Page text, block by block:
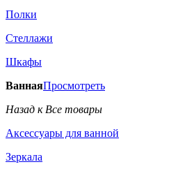
Полки
Стеллажи
Шкафы
ВаннаяПросмотреть
Назад к Все товары
Аксессуары для ванной
Зеркала